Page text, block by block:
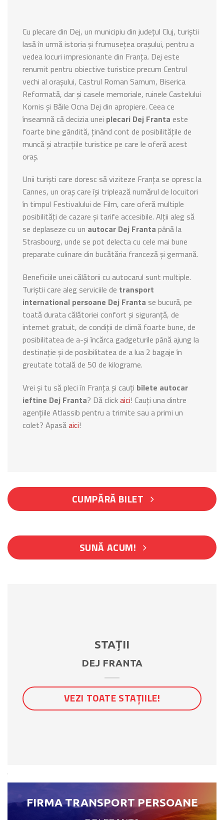
Cu plecare din Dej, un municipiu din județul Cluj, turiștii
lasă în urmă istoria și frumusețea orașului, pentru a
vedea locuri impresionante din Franța. Dej este
renumit pentru obiective turistice precum Centrul
vechi al orașului, Castrul Roman Samum, Biserica
Reformată, dar și casele memoriale, ruinele Castelului
Kornis și Băile Ocna Dej din apropiere. Ceea ce
înseamnă că decizia unei plecari Dej Franta este
foarte bine gândită, ținând cont de posibilitățile de
muncă și atracțiile turistice pe care le oferă acest
oraș.
Unii turiști care doresc să viziteze Franța se opresc la
Cannes, un oraș care își triplează numărul de locuitori
în timpul Festivalului de Film, care oferă multiple
posibilități de cazare și tarife accesibile. Alții aleg să
se deplaseze cu un autocar Dej Franta până la
Strasbourg, unde se pot delecta cu cele mai bune
preparate culinare din bucătăria franceză și germană.
Beneficiile unei călătorii cu autocarul sunt multiple.
Turiștii care aleg serviciile de transport
international persoane Dej Franta se bucură, pe
toată durata călătoriei confort și siguranță, de
internet gratuit, de condiții de climă foarte bune, de
posibilitatea de a-și încărca gadgeturile până ajung la
destinație și de posibilitatea de a lua 2 bagaje în
greutate totală de 50 de kilograme.
Vrei și tu să pleci în Franța și cauți bilete autocar
ieftine Dej Franta? Dă clickaici! Cauți una dintre
agențiile Atlassib pentru a trimite sau a primi un
colet? Apasăaici!
CUMPĂRĂ BILET
SUNĂ ACUM!
STAȚII
DEJ FRANTA
VEZI TOATE STAȚIILE!
FIRMA TRANSPORT PERSOANE